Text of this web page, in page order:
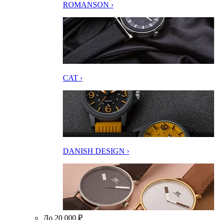
ROMANSON ›
CAT ›
DANISH DESIGN ›
До 20 000 ₽